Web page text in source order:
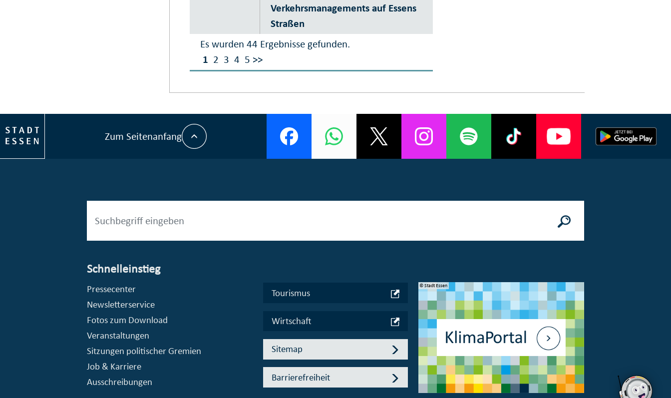
Es wurden 44 Ergebnisse gefunden.
1 2 3 4 5 >>
Verkehrsmanagements auf Essens
Straßen
Zum Seitenanfang
Schnelleinstieg
Pressecenter
Newsletterservice
Fotos zum Download
Veranstaltungen
Sitzungen politischer Gremien
Job & Karriere
Ausschreibungen
Tourismus
Wirtschaft
Sitemap
Barrierefreiheit
© Stadt Essen, Presse- und Kommunikationsamt © Stadt Essen